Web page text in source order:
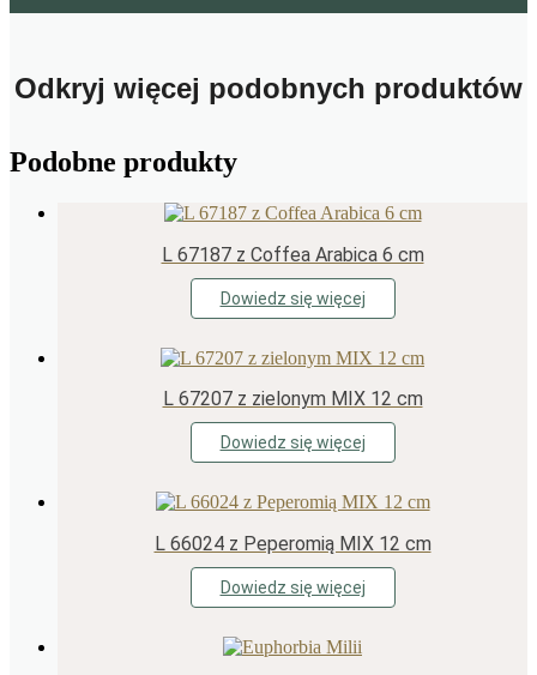
Odkryj więcej podobnych produktów
Podobne produkty
L 67187 z Coffea Arabica 6 cm
Dowiedz się więcej
L 67207 z zielonym MIX 12 cm
Dowiedz się więcej
L 66024 z Peperomią MIX 12 cm
Dowiedz się więcej